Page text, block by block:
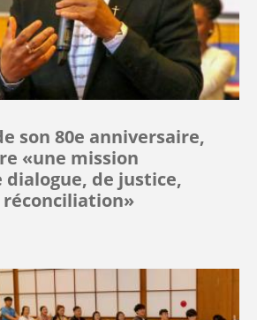
son 80e anniversaire,
«une mission
dialogue, de justice,
réconciliation»